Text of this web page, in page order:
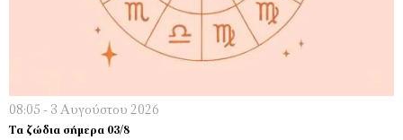
08:05 - 3 Αυγούστου 2026
Τα ζώδια σήμερα 03/8